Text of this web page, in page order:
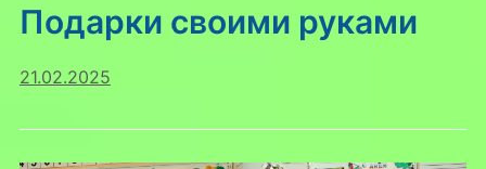
Подарки своими руками
21.02.2025